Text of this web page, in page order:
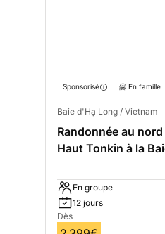
Sponsorisé 🤗 En famille
Baie d'Hạ Long / Vietnam
Randonnée au
Haut Tonkin à la
En groupe
12 jours
Dès